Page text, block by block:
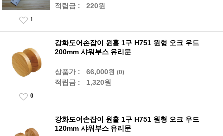
적립금 : 220원
1
강화도어손잡이 원홀 1구 H751 원형 오크 우드
200mm 샤워부스 유리문
상품가 : 66,000원 (0)
적립금 : 1,320원
0
강화도어손잡이 원홀 1구 H751 원형 오크 우드
120mm 샤워부스 유리문